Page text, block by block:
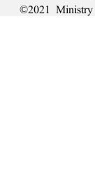
©2021